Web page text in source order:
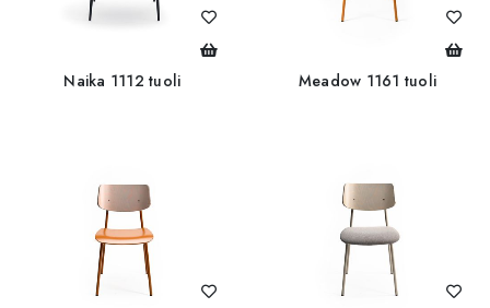
Naika 1112 tuoli Meadow 1161 tuoli